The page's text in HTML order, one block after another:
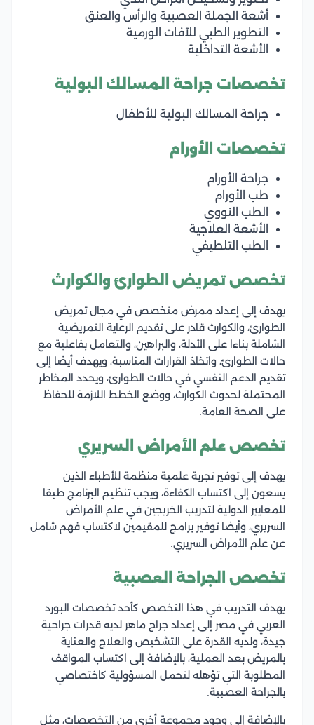
أشعة الجملة العصبية والرأس والعنق
التطوير الطبي للآفات الورمية
الأشعة التداخلية
تخصصات جراحة المسالك البولية
جراحة المسالك البولية للأطفال
تخصصات الأورام
جراحة الأورام
طب الأورام
الطب النووي
الأشعة العلاجية
الطب التلطيفي
تخصص تمريض الطوارئ والكوارث
يهدف إلى إعداد ممرض متخصص في مجال تمريض
الطوارئ، والكوارث قادر على تقديم الرعاية التمريضية
الشاملة بناءا على الأدلة، والبراهين، والتعامل بفاعلية مع
حالات الطوارئ، واتخاذ القرارات المناسبة، ويهدف أيضا إلى
تقديم الدعم النفسي في حالات الطوارئ، ويحدد المخاطر
المحتملة لحدوث الكوارث، ووضع الخطط اللازمة للحفاظ
على الصحة العامة.
تخصص علم الأمراض السريري
يهدف إلى توفير تجربة علمية منظمة للأطباء الذين
يسعون إلى اكتساب الكفاءة، ويجب تنظيم البرنامج طبقا
للمعايير الدولية لتدريب الخريجين في علم الأمراض
السريري، وأيضا توفير برامج للمقيمين لاكتساب فهم شامل
عن علم الأمراض السريري.
تخصص الجراحة العصبية
يهدف التدريب في هذا التخصص كأحد تخصصات البورد
العربي في مصر إلى إعداد جراح ماهر لديه قدرات جراحية
جيدة، ولديه القدرة على التشخيص والعلاج والعناية
بالمريض بعد العملية، بالإضافة إلى اكتساب المواقف
المطلوبة التي تؤهله لتحمل المسؤولية كاختصاصي
بالجراحة العصبية.
بالإضافة إلى وجود مجموعة أخرى من التخصصات، مثل